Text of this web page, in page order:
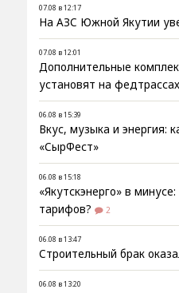
07.08 в 12:17
На АЗС Южной Якутии
07.08 в 12:01
Дополнительные
установят на федтрассах
06.08 в 15:39
Вкус, музыка и энергия:
«СырФест»
06.08 в 15:18
«Якутскэнерго» в
тарифов?
2
06.08 в 13:47
Строительный брак
06.08 в 13:20